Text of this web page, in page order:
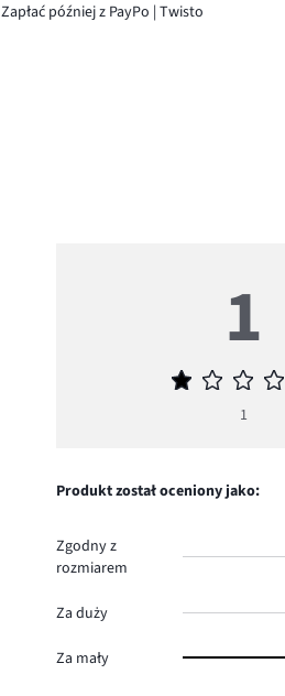
Zapłać później z PayPo | Twisto
1
Średnia
1
1
Produkt został oceniony jako:
Zgodny z
rozmiarem
Za duży
Za mały